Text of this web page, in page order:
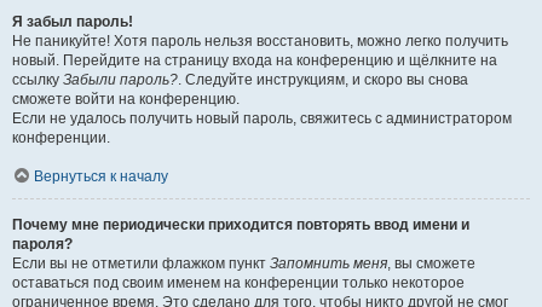
Я забыл пароль!
Не паникуйте! Хотя пароль нельзя восстановить, можно легко получить
новый. Перейдите на страницу входа на конференцию и щёлкните на
ссылку Забыли пароль?. Следуйте инструкциям, и скоро вы снова
сможете войти на конференцию.
Если не удалось получить новый пароль, свяжитесь с администратором
конференции.
Вернуться к началу
Почему мне периодически приходится повторять ввод имени и
пароля?
Если вы не отметили флажком пункт Запомнить меня, вы сможете
оставаться под своим именем на конференции только некоторое
ограниченное время. Это сделано для того, чтобы никто другой не смог